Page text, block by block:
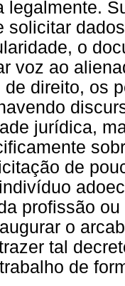
legalmente.
solicitar
o
voz ao
direito, os
jurídica,
de
profissão
o
tal
de